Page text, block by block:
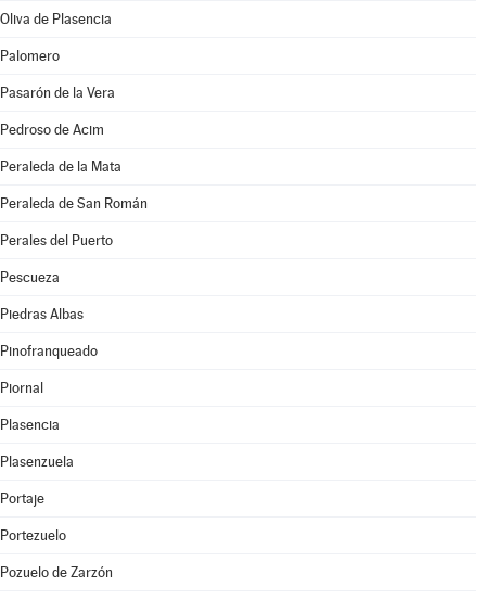
Oliva de Plasencia
Palomero
Pasarón de la Vera
Pedroso de Acim
Peraleda de la Mata
Peraleda de San Román
Perales del Puerto
Pescueza
Piedras Albas
Pinofranqueado
Piornal
Plasencia
Plasenzuela
Portaje
Portezuelo
Pozuelo de Zarzón